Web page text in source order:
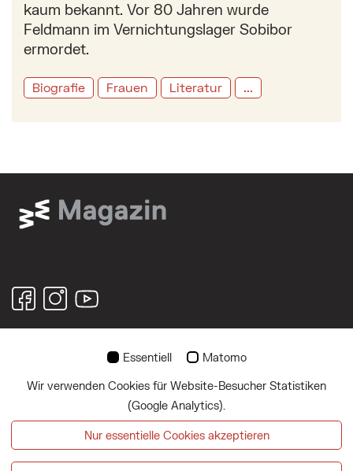
kaum bekannt. Vor 80 Jahren wurde
Feldmann im Vernichtungslager Sobibor
ermordet.
Biografie Frauen Literatur ...
Über uns
Datenschutz
Essentiell Matomo
Wir verwenden Cookies für Website-Besucher Statistiken
(Google Analytics).
Nur essentielle Cookies akzeptieren